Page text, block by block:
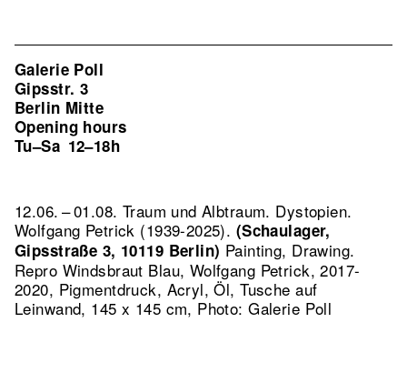
Galerie Poll
Gipsstr. 3
Berlin Mitte
Opening hours
Tu–Sa 12–18h
12.06. – 01.08. Traum und Albtraum. Dystopien.
Wolfgang Petrick (1939-2025). (Schaulager,
Gipsstraße 3, 10119 Berlin) Painting, Drawing.
Repro Windsbraut Blau, Wolfgang Petrick, 2017-
2020, Pigmentdruck, Acryl, Öl, Tusche auf
Leinwand, 145 x 145 cm, Photo: Galerie Poll